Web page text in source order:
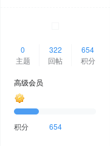
0
主题
322
回帖
654
积分
高级会员
积分 654